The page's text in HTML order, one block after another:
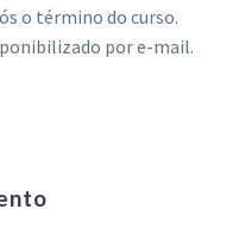
o término do curso.
por e-mail.